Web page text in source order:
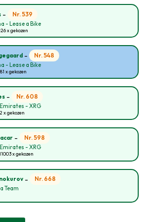
- Nr. 539
- Lease a Bike
x gekozen
- Nr. 548
- Lease a Bike
x gekozen
- Nr. 608
- XRG
x gekozen
- Nr. 598
- XRG
1003 x gekozen
- Nr. 668
Team